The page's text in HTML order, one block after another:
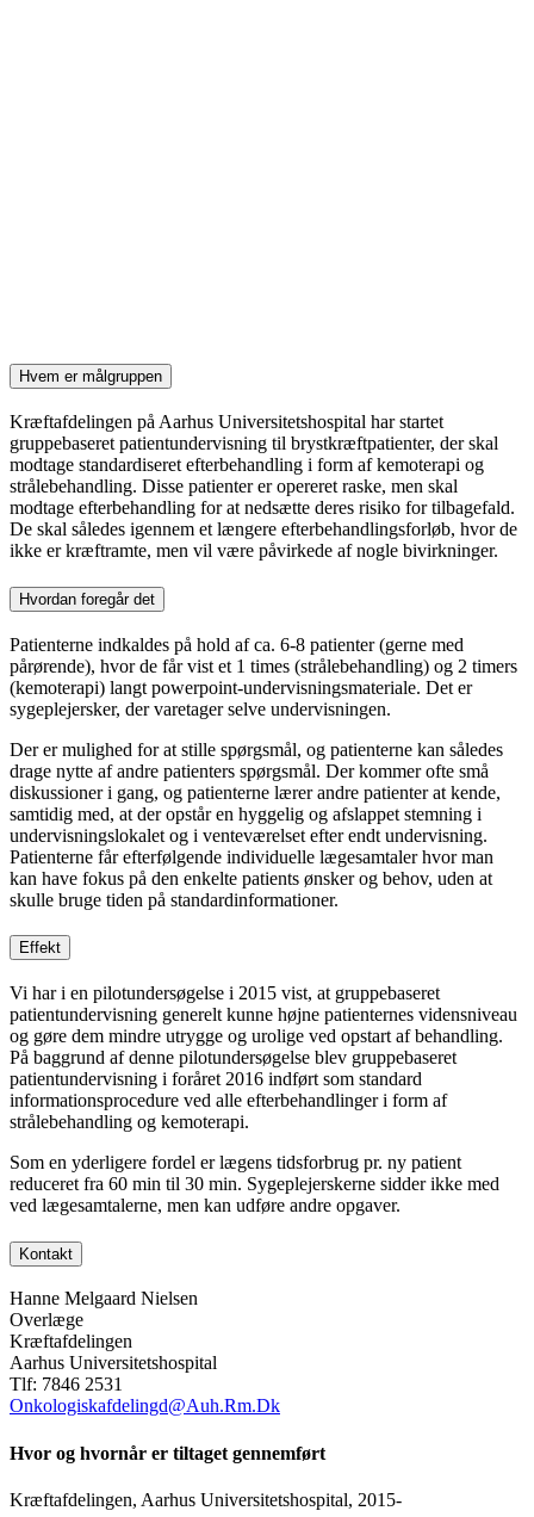
Hvem er målgruppen
Kræftafdelingen på Aarhus Universitetshospital har startet
gruppebaseret patientundervisning til brystkræftpatienter, der skal
modtage standardiseret efterbehandling i form af kemoterapi og
strålebehandling. Disse patienter er opereret raske, men skal
modtage efterbehandling for at nedsætte deres risiko for tilbagefald.
De skal således igennem et længere efterbehandlingsforløb, hvor de
ikke er kræftramte, men vil være påvirkede af nogle bivirkninger.
Hvordan foregår det
Patienterne indkaldes på hold af ca. 6-8 patienter (gerne med
pårørende), hvor de får vist et 1 times (strålebehandling) og 2 timers
(kemoterapi) langt powerpoint-undervisningsmateriale. Det er
sygeplejersker, der varetager selve undervisningen.
Der er mulighed for at stille spørgsmål, og patienterne kan således
drage nytte af andre patienters spørgsmål. Der kommer ofte små
diskussioner i gang, og patienterne lærer andre patienter at kende,
samtidig med, at der opstår en hyggelig og afslappet stemning i
undervisningslokalet og i venteværelset efter endt undervisning.
Patienterne får efterfølgende individuelle lægesamtaler hvor man
kan have fokus på den enkelte patients ønsker og behov, uden at
skulle bruge tiden på standardinformationer.
Effekt
Vi har i en pilotundersøgelse i 2015 vist, at gruppebaseret
patientundervisning generelt kunne højne patienternes vidensniveau
og gøre dem mindre utrygge og urolige ved opstart af behandling.
På baggrund af denne pilotundersøgelse blev gruppebaseret
patientundervisning i foråret 2016 indført som standard
informationsprocedure ved alle efterbehandlinger i form af
strålebehandling og kemoterapi.
Som en yderligere fordel er lægens tidsforbrug pr. ny patient
reduceret fra 60 min til 30 min. Sygeplejerskerne sidder ikke med
ved lægesamtalerne, men kan udføre andre opgaver.
Kontakt
Hanne Melgaard Nielsen
Overlæge
Kræftafdelingen
Aarhus Universitetshospital
Tlf: 7846 2531
Onkologiskafdelingd@Auh.Rm.Dk
Hvor og hvornår er tiltaget gennemført
Kræftafdelingen, Aarhus Universitetshospital, 2015-